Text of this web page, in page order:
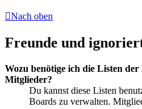
Nach oben
Freunde und
Wozu benötige ich die Listen
Mitglieder?
Du kannst diese Listen
Boards zu verwalten.